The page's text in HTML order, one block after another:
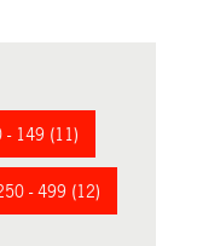
- 149 (11)
- 499 (12)